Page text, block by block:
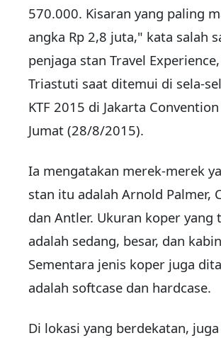
570.000. Kisaran yang paling
angka Rp 2,8 juta," kata salah
penjaga stan Travel
Triastuti saat ditemui di sela-
KTF 2015 di Jakarta
Jumat (28/8/2015).
Ia mengatakan merek-merek
stan itu adalah Arnold Palmer,
dan Antler. Ukuran koper yang
adalah sedang, besar, dan
Sementara jenis koper juga
adalah softcase dan hardcase.
Di lokasi yang berdekatan,